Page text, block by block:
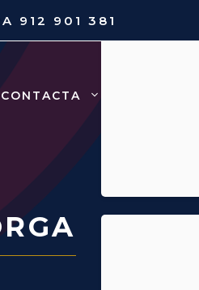
912 901 381
CONTACTA